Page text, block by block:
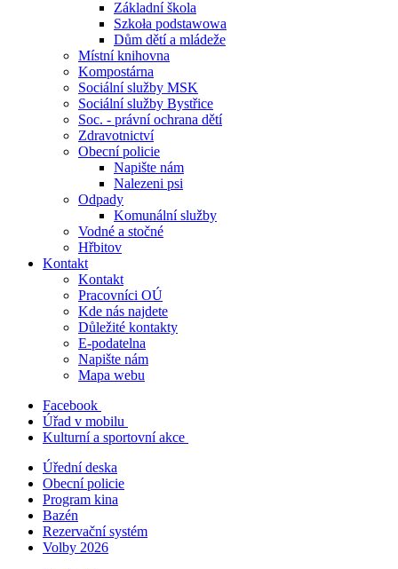
Základní škola
Szkoła podstawowa
Dům dětí a mládeže
Místní knihovna
Kompostárna
Sociální služby MSK
Sociální služby Bystřice
Soc. - právní ochrana dětí
Zdravotnictví
Obecní policie
Napište nám
Nalezeni psi
Odpady
Komunální služby
Vodné a stočné
Hřbitov
Kontakt
Kontakt
Pracovníci OÚ
Kde nás najdete
Důležité kontakty
E-podatelna
Napište nám
Mapa webu
Facebook
Úřad v mobilu
Kulturní a sportovní akce
Úřední deska
Obecní policie
Program kina
Bazén
Rezervační systém
Volby 2026